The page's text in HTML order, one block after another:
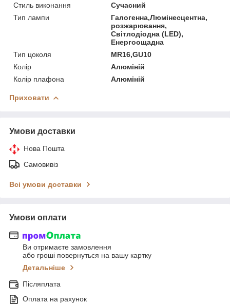
Стиль виконання
Сучасний
Тип лампи
Галогенна,Люмінесцентна,
розжарювання,
Світлодіодна (LED),
Енергоощадна
Тип цоколя
MR16,GU10
Колір
Алюміній
Колір плафона
Алюміній
Приховати
Умови доставки
Нова Пошта
Самовивіз
Всі умови доставки
Умови оплати
Ви отримаєте замовлення
або гроші повернуться на вашу картку
Детальніше
Післяплата
Оплата на рахунок